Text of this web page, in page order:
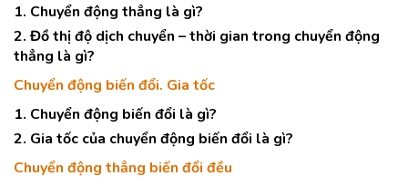
1. Chuyển động thẳng là gì?
2. Đồ thị độ dịch chuyển – thời gian trong chuyển động
thẳng là gì?
Chuyển động biến đổi. Gia tốc
1. Chuyển động biến đổi là gì?
2. Gia tốc của chuyển động biến đổi là gì?
Chuyển động thẳng biến đổi đều